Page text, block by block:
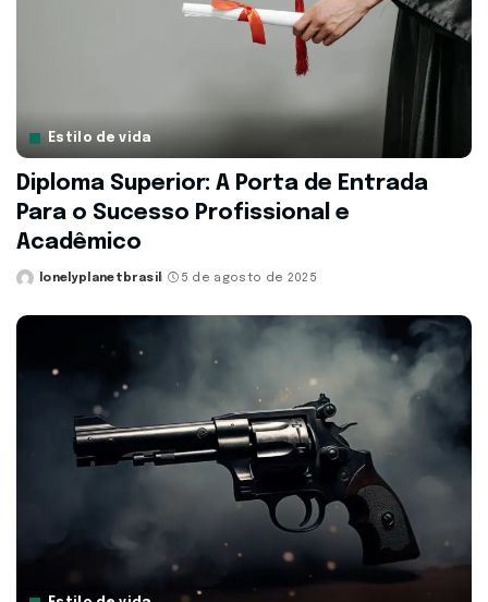
Estilo de vida
Diploma Superior: A Porta de Entrada
Para o Sucesso Profissional e
Acadêmico
Posted
lonelyplanetbrasil 5 de agosto de 2025